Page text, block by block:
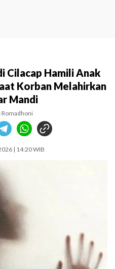
Cilacap Hamili Anak
Korban Melahirkan
Mandi
Romadhoni
| 14:20 WIB